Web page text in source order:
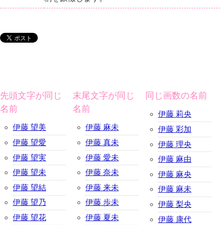
先頭文字が同じ
名前
伊藤 望美
伊藤 望愛
伊藤 望実
伊藤 望未
伊藤 望結
伊藤 望乃
伊藤 望花
末尾文字が同じ
名前
伊藤 麻未
伊藤 真未
伊藤 愛未
伊藤 奈未
伊藤 来未
伊藤 歩未
伊藤 夏未
同じ画数の名前
伊藤 莉央
伊藤 彩加
伊藤 理央
伊藤 麻由
伊藤 麻央
伊藤 麻未
伊藤 梨央
伊藤 康代